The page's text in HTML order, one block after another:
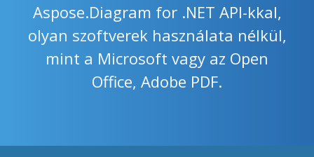
Aspose.Diagram for .NET API-kkal,
olyan szoftverek használata nélkül,
mint a Microsoft vagy az Open
Office, Adobe PDF.